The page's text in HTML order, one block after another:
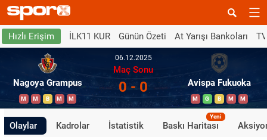
Hızlı Erişim İLK11 KUR Günün Özeti At Yarışı Bankoları
Nagoya Grampus
M M B M M
06.12.2025
Maç Sonu
0 - 0 Avispa Fukuoka
M G B M M
Olaylar Kadrolar İstatistik Baskı Haritası
Yeni